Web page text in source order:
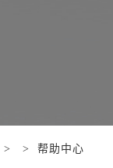
> > 帮助中心